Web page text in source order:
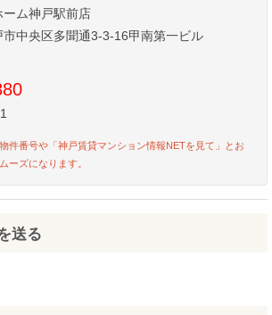
ム神戸駅前店
中央区多聞通3-3-16甲南第一ビル
件番号や「神戸賃貸マンション情報NETを見て」とお
ーズになります。
送る